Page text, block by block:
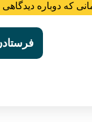
که دوباره